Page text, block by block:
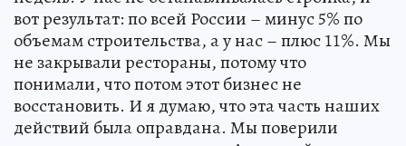
вот результат: по всей России – минус 5% по
объемам строительства, а у нас – плюс 11%. Мы
не закрывали рестораны, потому что
понимали, что потом этот бизнес не
восстановить. И я думаю, что эта часть наших
действий была оправдана. Мы поверили